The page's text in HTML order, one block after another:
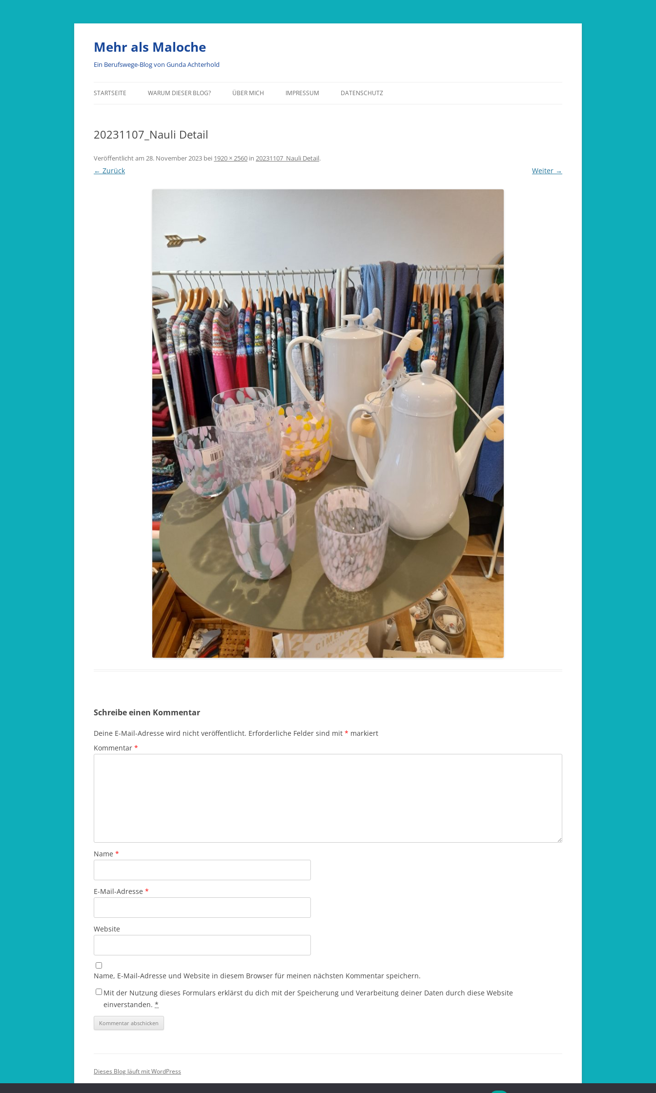
Mehr als Maloche
Ein Berufswege-Blog von Gunda Achterhold
STARTSEITE WARUM DIESER BLOG? ÜBER MICH IMPRESSUM DATENSCHUTZ
20231107_Nauli Detail
Veröffentlicht am 28. November 2023 bei 1920 × 2560 in 20231107_Nauli Detail.
← Zurück Weiter →
Schreibe einen Kommentar
Deine E-Mail-Adresse wird nicht veröffentlicht. Erforderliche Felder sind mit * markiert
Kommentar *
Name *
E-Mail-Adresse *
Website
Name, E-Mail-Adresse und Website in diesem Browser für meinen nächsten Kommentar speichern.
Mit der Nutzung dieses Formulars erklärst du dich mit der Speicherung und Verarbeitung deiner Daten durch diese Website
einverstanden. *
Dieses Blog läuft mit WordPress